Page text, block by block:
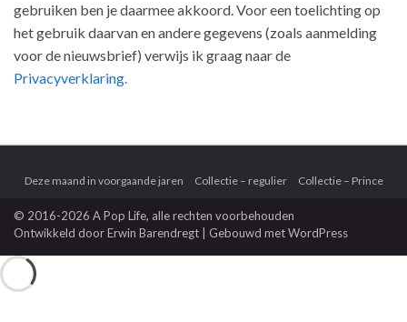
gebruiken ben je daarmee akkoord. Voor een toelichting op
het gebruik daarvan en andere gegevens (zoals aanmelding
voor de nieuwsbrief) verwijs ik graag naar de
Privacyverklaring.
Deze maand in voorgaande jaren Collectie – regulier Collectie – Prince
© 2016-2026 A Pop Life, alle rechten voorbehouden
Ontwikkeld doorErwin Barendregt | Gebouwd metWordPress